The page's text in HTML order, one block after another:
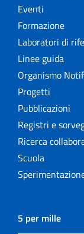
Eventi
Formazione
Laboratori di
Linee guida
Organismo
Progetti
Pubblicazioni
Registri e
Ricerca
Scuola
5 per mille